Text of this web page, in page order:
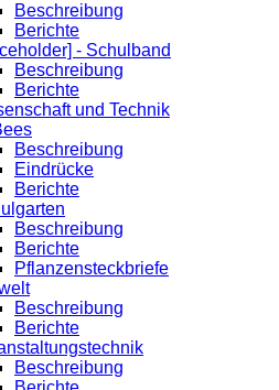
Beschreibung
Berichte
- Schulband
Beschreibung
Berichte
und Technik
Beschreibung
Eindrücke
Berichte
Beschreibung
Berichte
Pflanzensteckbriefe
Beschreibung
Berichte
Beschreibung